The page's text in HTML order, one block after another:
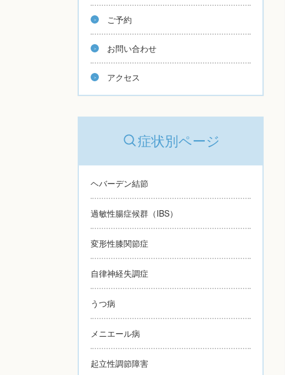
ご予約
お問い合わせ
アクセス
症状別ページ
ヘバーデン結節
過敏性腸症候群（IBS）
変形性膝関節症
自律神経失調症
うつ病
メニエール病
起立性調節障害